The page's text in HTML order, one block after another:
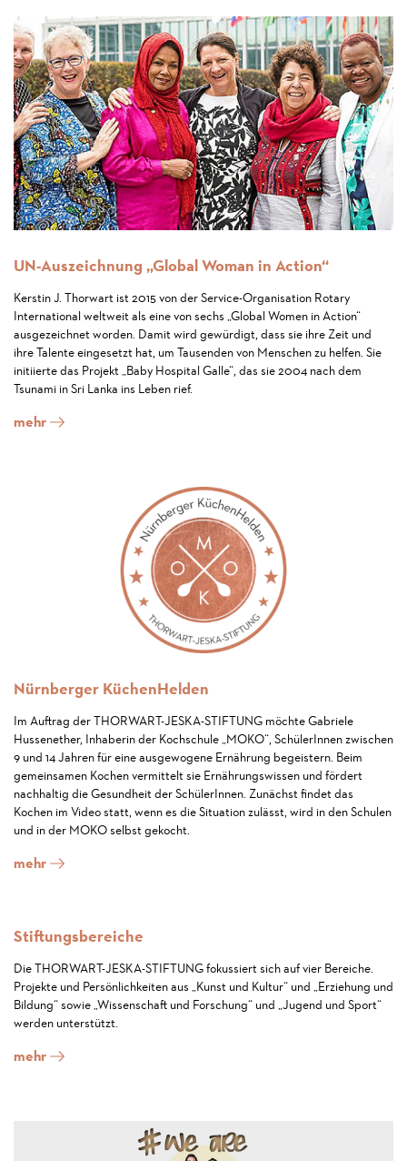
UN-Auszeichnung „Global Woman in Action“
Kerstin J. Thorwart ist 2015 von der Service-Organisation Rotary
International weltweit als eine von sechs „Global Women in Action“
ausgezeichnet worden. Damit wird gewürdigt, dass sie ihre Zeit und
ihre Talente eingesetzt hat, um Tausenden von Menschen zu helfen. Sie
initiierte das Projekt „Baby Hospital Galle“, das sie 2004 nach dem
Tsunami in Sri Lanka ins Leben rief.
mehr
Nürnberger KüchenHelden
Im Auftrag der THORWART-JESKA-STIFTUNG möchte Gabriele
Hussenether, Inhaberin der Kochschule „MOKO“, SchülerInnen zwischen
9 und 14 Jahren für eine ausgewogene Ernährung begeistern. Beim
gemeinsamen Kochen vermittelt sie Ernährungswissen und fördert
nachhaltig die Gesundheit der SchülerInnen. Zunächst findet das
Kochen im Video statt, wenn es die Situation zulässt, wird in den Schulen
und in der MOKO selbst gekocht.
mehr
Stiftungsbereiche
Die THORWART-JESKA-STIFTUNG fokussiert sich auf vier Bereiche.
Projekte und Persönlichkeiten aus „Kunst und Kultur“ und „Erziehung und
Bildung“ sowie „Wissenschaft und Forschung“ und „Jugend und Sport“
werden unterstützt.
mehr